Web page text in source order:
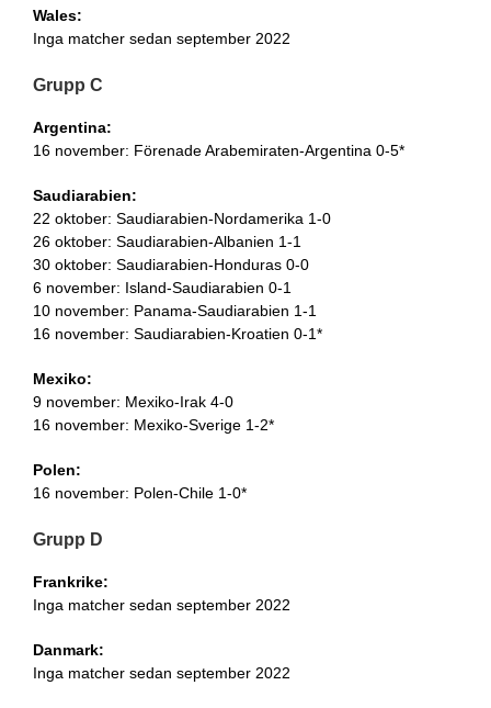
Wales:
Inga matcher sedan september 2022
Grupp C
Argentina:
16 november: Förenade Arabemiraten-Argentina 0-5*
Saudiarabien:
22 oktober: Saudiarabien-Nordamerika 1-0
26 oktober: Saudiarabien-Albanien 1-1
30 oktober: Saudiarabien-Honduras 0-0
6 november: Island-Saudiarabien 0-1
10 november: Panama-Saudiarabien 1-1
16 november: Saudiarabien-Kroatien 0-1*
Mexiko:
9 november: Mexiko-Irak 4-0
16 november: Mexiko-Sverige 1-2*
Polen:
16 november: Polen-Chile 1-0*
Grupp D
Frankrike:
Inga matcher sedan september 2022
Danmark:
Inga matcher sedan september 2022